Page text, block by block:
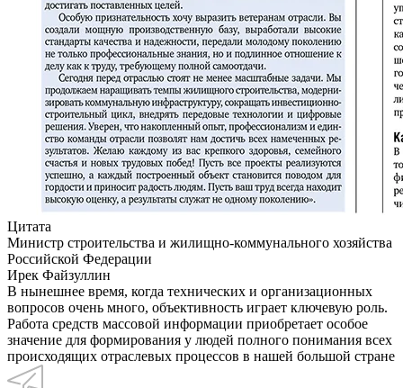
Цитата
Министр строительства и жилищно-коммунального хозяйства
Российской Федерации
Ирек Файзуллин
В нынешнее время, когда технических и организационных
вопросов очень много, объективность играет ключевую роль.
Работа средств массовой информации приобретает особое
значение для формирования у людей полного понимания всех
происходящих отраслевых процессов в нашей большой стране